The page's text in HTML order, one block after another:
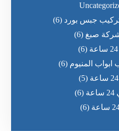
جبس بورد (6)
صبغ (6)
(6)
المنيوم (6)
(5)
(6)
(6)